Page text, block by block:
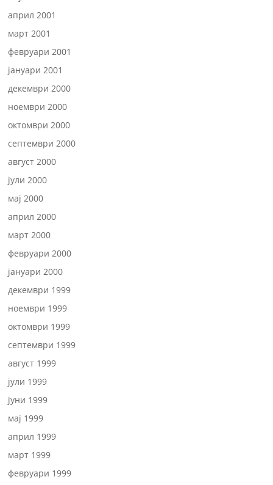
април 2001
март 2001
февруари 2001
јануари 2001
декември 2000
ноември 2000
октомври 2000
септември 2000
август 2000
јули 2000
мај 2000
април 2000
март 2000
февруари 2000
јануари 2000
декември 1999
ноември 1999
октомври 1999
септември 1999
август 1999
јули 1999
јуни 1999
мај 1999
април 1999
март 1999
февруари 1999